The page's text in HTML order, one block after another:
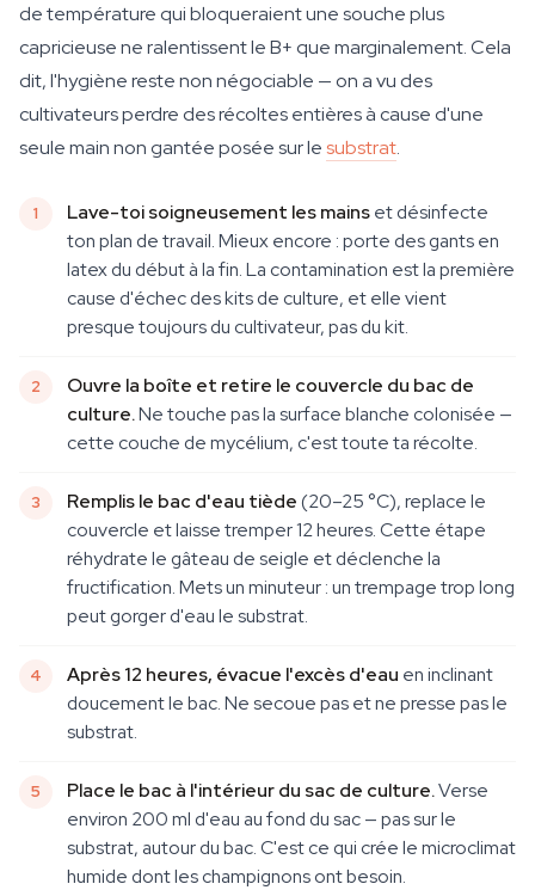
de température qui bloqueraient une souche plus
capricieuse ne ralentissent le B+ que marginalement. Cela
dit, l'hygiène reste non négociable — on a vu des
cultivateurs perdre des récoltes entières à cause d'une
seule main non gantée posée sur lesubstrat.
Lave-toi soigneusement les mainset désinfecte
ton plan de travail. Mieux encore : porte des gants en
latex du début à la fin. La contamination est la première
cause d'échec des kits de culture, et elle vient
presque toujours du cultivateur, pas du kit.
Ouvre la boîte et retire le couvercle du bac de
culture.Ne touche pas la surface blanche colonisée —
cette couche de mycélium, c'est toute ta récolte.
Remplis le bac d'eau tiède (20–25 °C), replace le
couvercle et laisse tremper 12 heures. Cette étape
réhydrate le gâteau de seigle et déclenche la
fructification. Mets un minuteur : un trempage trop long
peut gorger d'eau le substrat.
Après 12 heures, évacue l'excès d'eau en inclinant
doucement le bac. Ne secoue pas et ne presse pas le
substrat.
Place le bac à l'intérieur du sac de culture.Verse
environ 200 ml d'eau au fond du sac — pas sur le
substrat, autour du bac. C'est ce qui crée le microclimat
humide dont les champignons ont besoin.